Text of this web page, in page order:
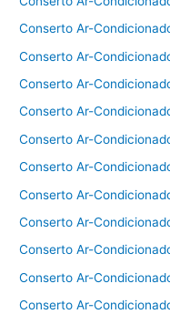
Conserto Ar-
Conserto Ar-
Conserto Ar-
Conserto Ar-
Conserto Ar-
Conserto Ar-
Conserto Ar-
Conserto Ar-
Conserto Ar-
Conserto Ar-
Conserto Ar-